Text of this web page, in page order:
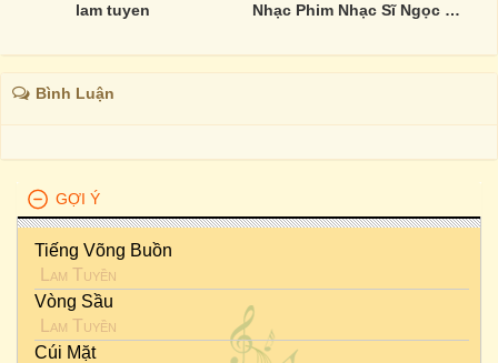
lam tuyen Nhạc Phim Nhạc Sĩ Ngọc Sơn
Bình Luận
GỢI Ý
Tiếng Võng Buồn
Lam Tuyền
Vòng Sầu
Lam Tuyền
Cúi Mặt